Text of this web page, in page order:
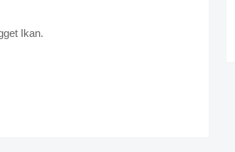
Ikan.